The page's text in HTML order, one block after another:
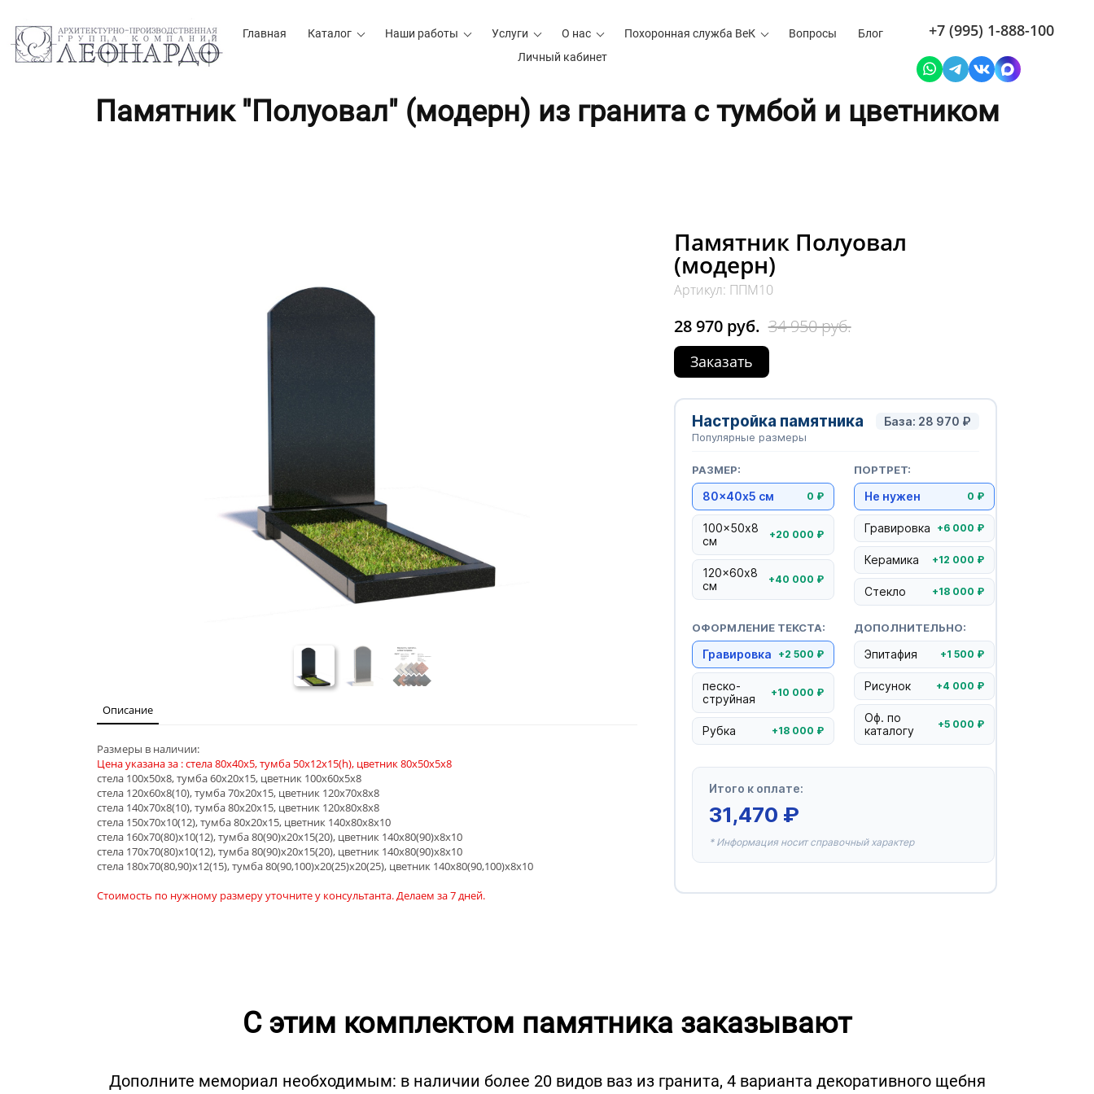
Главная Каталог Наши работы Услуги О нас Похоронная служба ВеК Вопросы
Блог
Личный кабинет
+7 (995) 1-888-100
Памятник "Полуовал" (модерн) из гранита с тумбой и цветником
Памятник Полуовал
(модерн)
Артикул: ППМ10
28 970 руб. 34 950 руб.
Заказать
Настройка памятника
Популярные размеры
База: 28 970 ₽
РАЗМЕР:
80×40х5 см 0 ₽
100×50х8
см
+20 000 ₽
120×60х8
см
+40 000 ₽
ПОРТРЕТ:
Не нужен 0 ₽
Гравировка +6 000 ₽
Керамика +12 000 ₽
Стекло +18 000 ₽
ОФОРМЛЕНИЕ ТЕКСТА:
Гравировка +2 500 ₽
песко-
струйная
+10 000 ₽
Рубка +18 000 ₽
ДОПОЛНИТЕЛЬНО:
Эпитафия +1 500 ₽
Рисунок +4 000 ₽
Оф. по
каталогу
+5 000 ₽
Итого к оплате:
31,470 ₽
* Информация носит справочный характер
Описание
Размеры в наличии:
Цена указана за : стела 80х40х5, тумба 50х12х15(h), цветник 80х50х5х8
стела 100х50х8, тумба 60х20х15, цветник 100х60х5х8
стела 120х60х8(10), тумба 70х20х15, цветник 120х70х8х8
стела 140х70х8(10), тумба 80х20х15, цветник 120х80х8х8
стела 150х70х10(12), тумба 80х20х15, цветник 140х80х8х10
стела 160х70(80)х10(12), тумба 80(90)х20х15(20), цветник 140х80(90)х8х10
стела 170х70(80)х10(12), тумба 80(90)х20х15(20), цветник 140х80(90)х8х10
стела 180х70(80,90)х12(15), тумба 80(90,100)х20(25)х20(25), цветник 140х80(90,100)х8х10
Стоимость по нужному размеру уточните у консультанта. Делаем за 7 дней.
С этим комплектом памятника заказывают
Дополните мемориал необходимым: в наличии более 20 видов ваз из гранита, 4 варианта декоративного щебня